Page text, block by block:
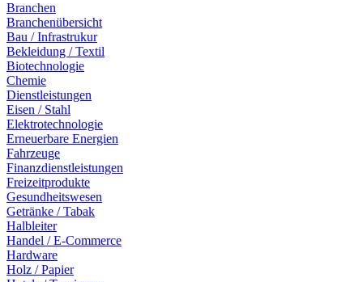
Branchen
Branchenübersicht
Bau / Infrastrukur
Bekleidung / Textil
Biotechnologie
Chemie
Dienstleistungen
Eisen / Stahl
Elektrotechnologie
Erneuerbare Energien
Fahrzeuge
Finanzdienstleistungen
Freizeitprodukte
Gesundheitswesen
Getränke / Tabak
Halbleiter
Handel / E-Commerce
Hardware
Holz / Papier